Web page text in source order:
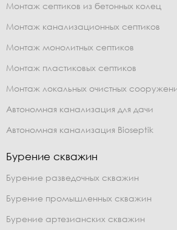
Монтаж септиков из бетонных колец
Монтаж канализационных септиков
Монтаж монолитных септиков
Монтаж пластиковых септиков
Монтаж локальных очистных
Автономная канализация для дачи
Автономная канализация Bioseptik
Бурение скважин
Бурение разведочных скважин
Бурение промышленных скважин
Бурение артезианских скважин